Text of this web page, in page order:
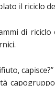
il riciclo
di